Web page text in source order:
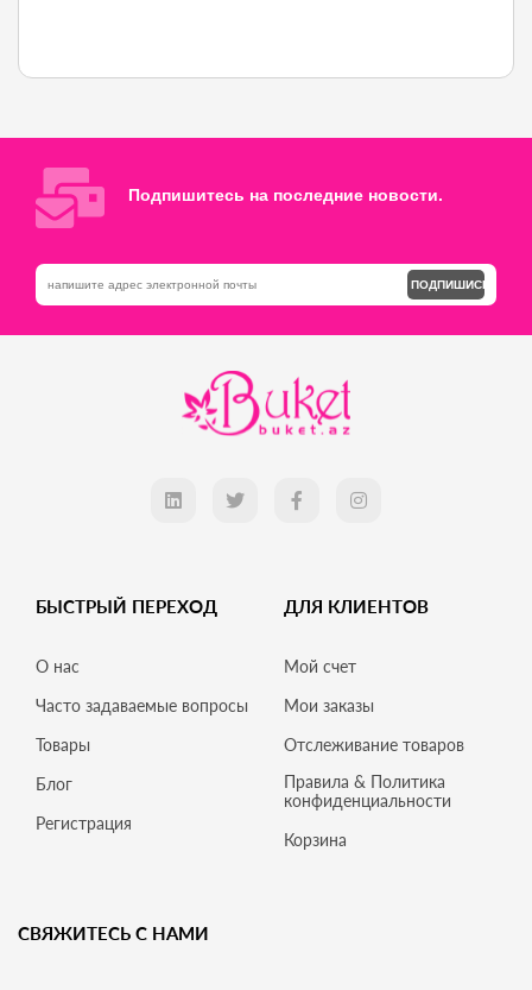
Подпишитесь на последние новости.
ПОДПИШИСЬ
БЫСТРЫЙ ПЕРЕХОД
О нас
Часто задаваемые вопросы
Товары
Блог
Регистрация
ДЛЯ КЛИЕНТОВ
Мой счет
Мои заказы
Отслеживание товаров
Правила & Политика
конфиденциальности
Корзина
СВЯЖИТЕСЬ С НАМИ